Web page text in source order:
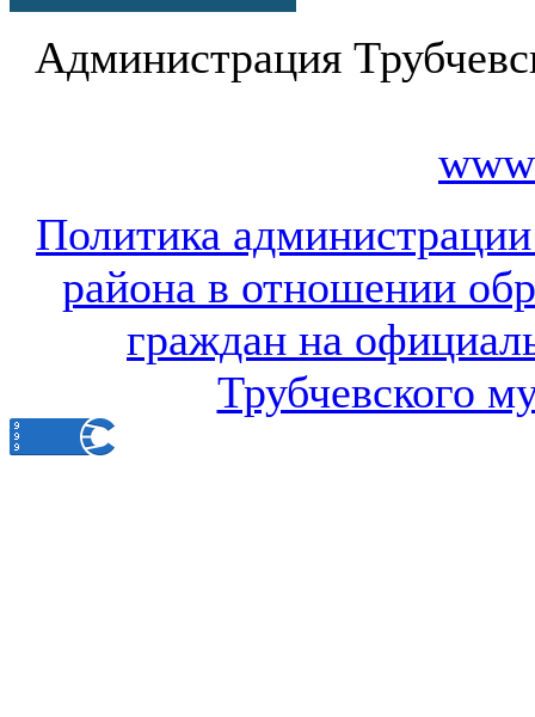
Администрация
Политика
района в отношении
граждан на
Трубчевского